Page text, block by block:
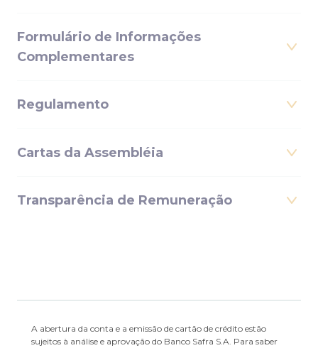
Formulário de Informações
Complementares
Regulamento
Cartas da Assembléia
Transparência de Remuneração
A abertura da conta e a emissão de cartão de crédito estão
sujeitos à análise e aprovação do Banco Safra S.A. Para saber